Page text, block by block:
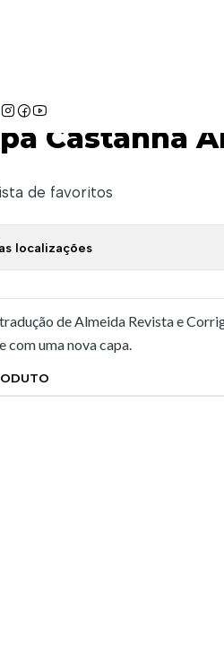
Jesus
Castanha
de favoritos
localizações
de Almeida Revista e
com uma nova capa.